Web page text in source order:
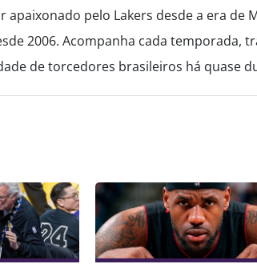
apaixonado pelo Lakers desde a era de
2006. Acompanha cada temporada,
de torcedores brasileiros há quase